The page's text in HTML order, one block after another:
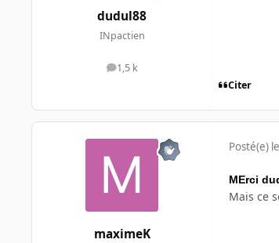
dudul88
INpactien
1,5 k
messages
Citer
maximeK
Posté(e)
MErci
Mais ce